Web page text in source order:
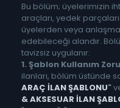
Bu bölüm; üyelerimizin
araçları, yedek
üyelerden veya
edebileceği alandır.
tavizsiz uygulanır:
1. Şablon Kullanım
ilanları, bölüm üstünde
ARAÇ İLAN ŞABLONU"
& AKSESUAR İLAN